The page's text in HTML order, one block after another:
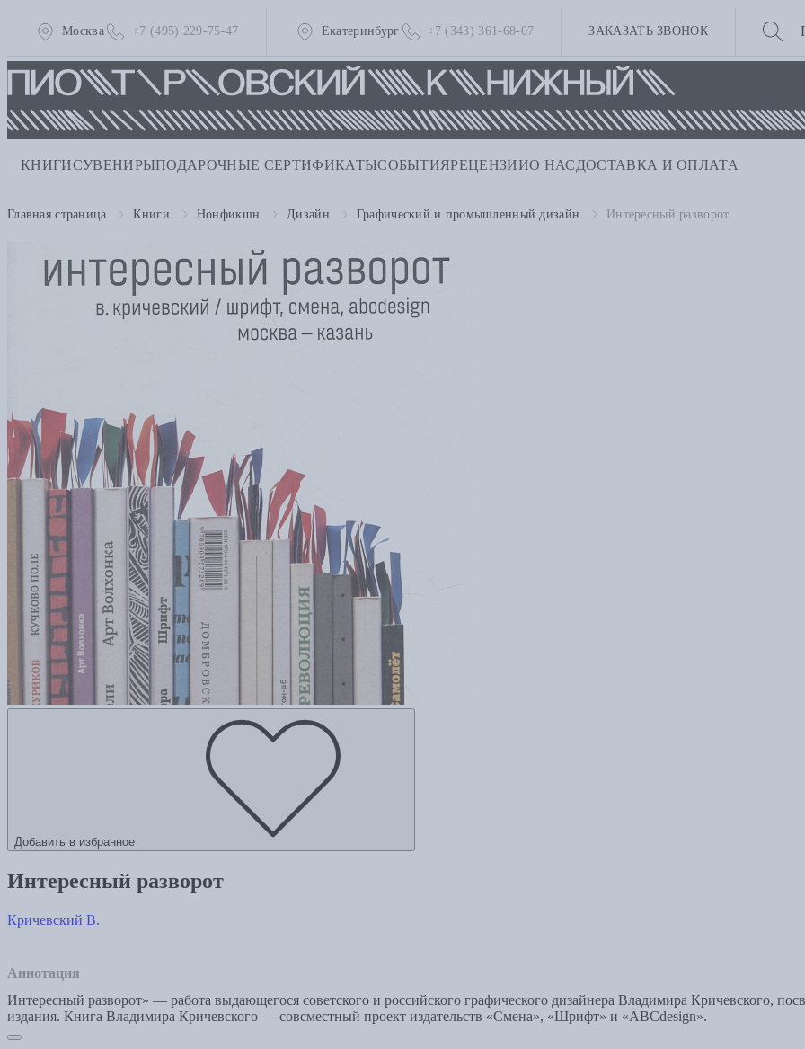
Москва +7 (495) 229-75-47 Екатеринбург +7 (343) 361-68-07 ЗАКАЗАТЬ ЗВОНОК
КНИГИСУВЕНИРЫПОДАРОЧНЫЕ СЕРТИФИКАТЫСОБЫТИЯРЕЦЕНЗИИО НАС ДОСТАВКА И ОПЛАТА
Главная страница Книги Нонфикшн Дизайн Графический и промышленный дизайн Интересный разворот
Добавить в избранное
Интересный разворот
Кричевский В.
Аннотация
Интересный разворот» — работа выдающегося советского и российского графического дизайнера Владимира Кричевского,
издания. Книга Владимира Кричевского — совсместный проект издательств «Смена», «Шрифт» и «ABCdesign».